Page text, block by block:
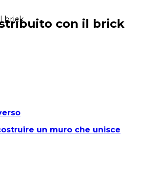
con il brick
un muro che unisce